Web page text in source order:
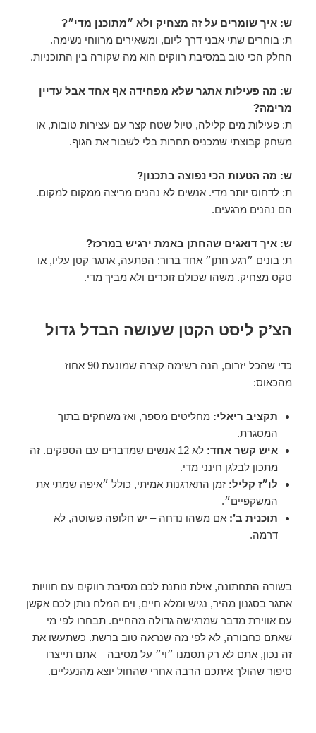
ש: איך שומרים על זה מצחיק ולא ״מתוכנן מדי״?
ת: בוחרים שתי אבני דרך ליום, ומשאירים מרווחי נשימה.
החלק הכי טוב במסיבת רווקים הוא מה שקורה בין התוכניות.
ש: מה פעילות אתגר שלא מפחידה אף אחד אבל עדיין
מרימה?
ת: פעילות מים קלילה, טיול שטח קצר עם עצירות טובות, או
משחק קבוצתי שמכניס תחרות בלי לשבור את הגוף.
ש: מה הטעות הכי נפוצה בתכנון?
ת: לדחוס יותר מדי. אנשים לא נהנים מריצה ממקום למקום.
הם נהנים מרגעים.
ש: איך דואגים שהחתן באמת ירגיש במרכז?
ת: בונים ״רגע חתן״ אחד ברור: הפתעה, אתגר קטן עליו, או
טקס מצחיק. משהו שכולם זוכרים ולא מביך מדי.
הצ’ק ליסט הקטן שעושה הבדל גדול
כדי שהכל יזרום, הנה רשימה קצרה שמונעת 90 אחוז
מהכאוס:
תקציב ריאלי: מחליטים מספר, ואז משחקים בתוך
המסגרת.
איש קשר אחד:
לא 12 אנשים שמדברים עם הספקים. זה
מתכון לבלגן חינני מדי.
לו״ז קליל: זמן התארגנות אמיתי, כולל ״איפה שמתי את
המשקפיים״.
תוכנית ב’: אם משהו נדחה – יש חלופה פשוטה, לא
דרמה.
בשורה התחתונה, אילת נותנת לכם מסיבת רווקים עם חוויות
אתגר בסגנון מהיר, נגיש ומלא חיים, וים המלח נותן לכם אקשן
עם אווירת מדבר שמרגישה גדולה מהחיים. תבחרו לפי מי
שאתם כחבורה, לא לפי מה שנראה טוב ברשת. כשתעשו את
זה נכון, אתם לא רק תסמנו ״וי״ על מסיבה – אתם תייצרו
סיפור שהולך איתכם הרבה אחרי שהחול יוצא מהנעליים.